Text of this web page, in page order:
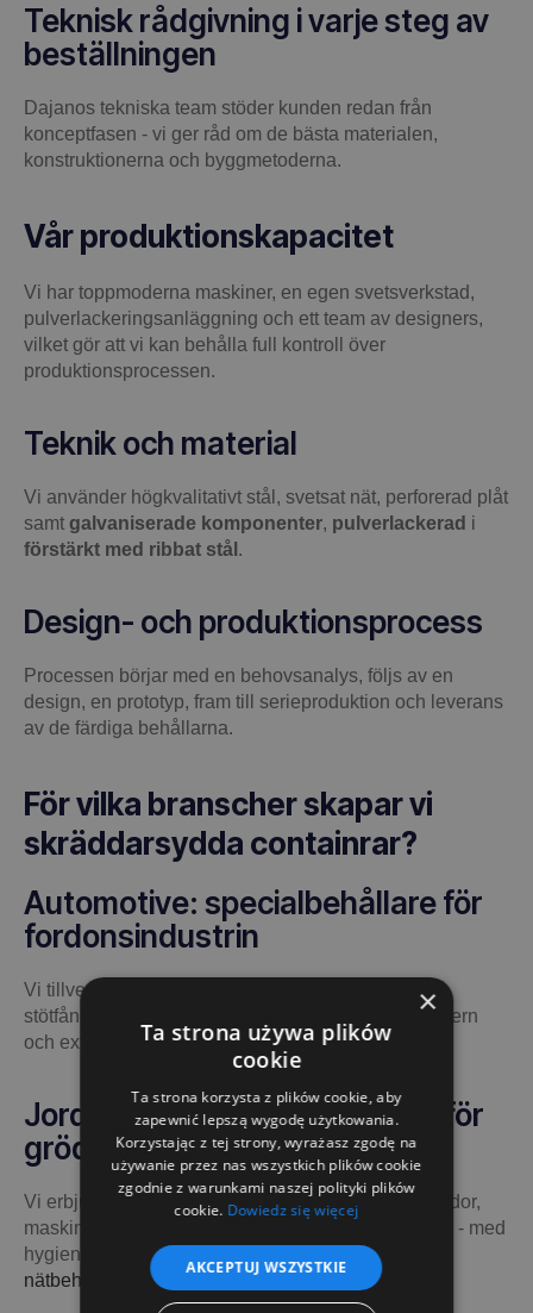
Teknisk rådgivning i varje steg av
beställningen
Dajanos tekniska team stöder kunden redan från
konceptfasen - vi ger råd om de bästa materialen,
konstruktionerna och byggmetoderna.
Vår produktionskapacitet
Vi har toppmoderna maskiner, en egen svetsverkstad,
pulverlackeringsanläggning och ett team av designers,
vilket gör att vi kan behålla full kontroll över
produktionsprocessen.
Teknik och material
Vi använder högkvalitativt stål, svetsat nät, perforerad plåt
samt galvaniserade komponenter, pulverlackerad i
förstärkt med ribbat stål .
Design- och produktionsprocess
Processen börjar med en behovsanalys, följs av en
design, en prototyp, fram till serieproduktion och leverans
av de färdiga behållarna.
För vilka branscher skapar vi
skräddarsydda containrar?
Automotive: specialbehållare för
fordonsindustrin
Vi tillverkar containrar för bilkomponenter, paneler,
stötfångare, lampor, med avdelare och skydd för intern
och extern transport.
Jordbruk: behållare och lådor för
grödor och jordbruksmaskiner
Vi erbjuder behållare för skörd och förvaring av grödor,
maskindelar, gödningsmedel och växtskyddsmedel - med
hygienstandarder och fuktbeständighet. Kolla in
nätbehållare för jordbruk
×
Ta strona używa plików
cookie
Ta strona korzysta z plików cookie, aby
zapewnić lepszą wygodę użytkowania.
Korzystając z tej strony, wyrażasz zgodę na
używanie przez nas wszystkich plików cookie
zgodnie z warunkami naszej polityki plików
cookie. Dowiedz się więcej
AKCEPTUJ WSZYSTKIE